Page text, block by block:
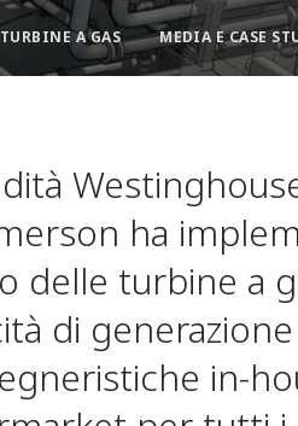
A GAS MEDIA E CASE
ha
delle turbine a
di
in-